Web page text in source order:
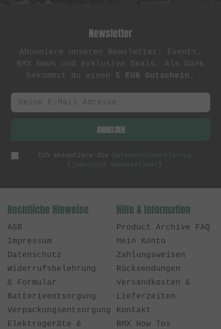
Newsletter
Abonniere unseren Newsletter: Events,
BMX News und exklusive Deals. Als Dank
bekommst du einen 5 EUR Gutschein .
ANMELDEN
Ich akzeptiere die
Datenschutzerklärung
(
jederzeit abbestellbar )
Rechtliche Hinweise
AGB
Impressum
Datenschutz
Widerrufsbelehrung
& Formular
Batterieentsorgung
Verpackungsentsorgung
Elektrogeräte &
Hilfe & Information
Product Archive FAQ
Mein Konto
Zahlungsweisen
Rücksendungen
Versandkosten &
Lieferzeiten
Kontakt
BMX How Tos